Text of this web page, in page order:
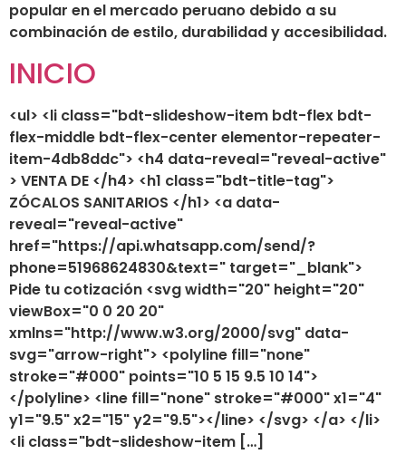
popular en el mercado peruano debido a su
combinación de estilo, durabilidad y accesibilidad.
INICIO
<ul> <li class="bdt-slideshow-item bdt-flex bdt-
flex-middle bdt-flex-center elementor-repeater-
item-4db8ddc"> <h4 data-reveal="reveal-active"
> VENTA DE </h4> <h1 class="bdt-title-tag">
ZÓCALOS SANITARIOS </h1> <a data-
reveal="reveal-active"
href="https://api.whatsapp.com/send/?
phone=51968624830&text=" target="_blank">
Pide tu cotización <svg width="20" height="20"
viewBox="0 0 20 20"
xmlns="http://www.w3.org/2000/svg" data-
svg="arrow-right"> <polyline fill="none"
stroke="#000" points="10 5 15 9.5 10 14">
</polyline> <line fill="none" stroke="#000" x1="4"
y1="9.5" x2="15" y2="9.5"></line> </svg> </a> </li>
<li class="bdt-slideshow-item […]